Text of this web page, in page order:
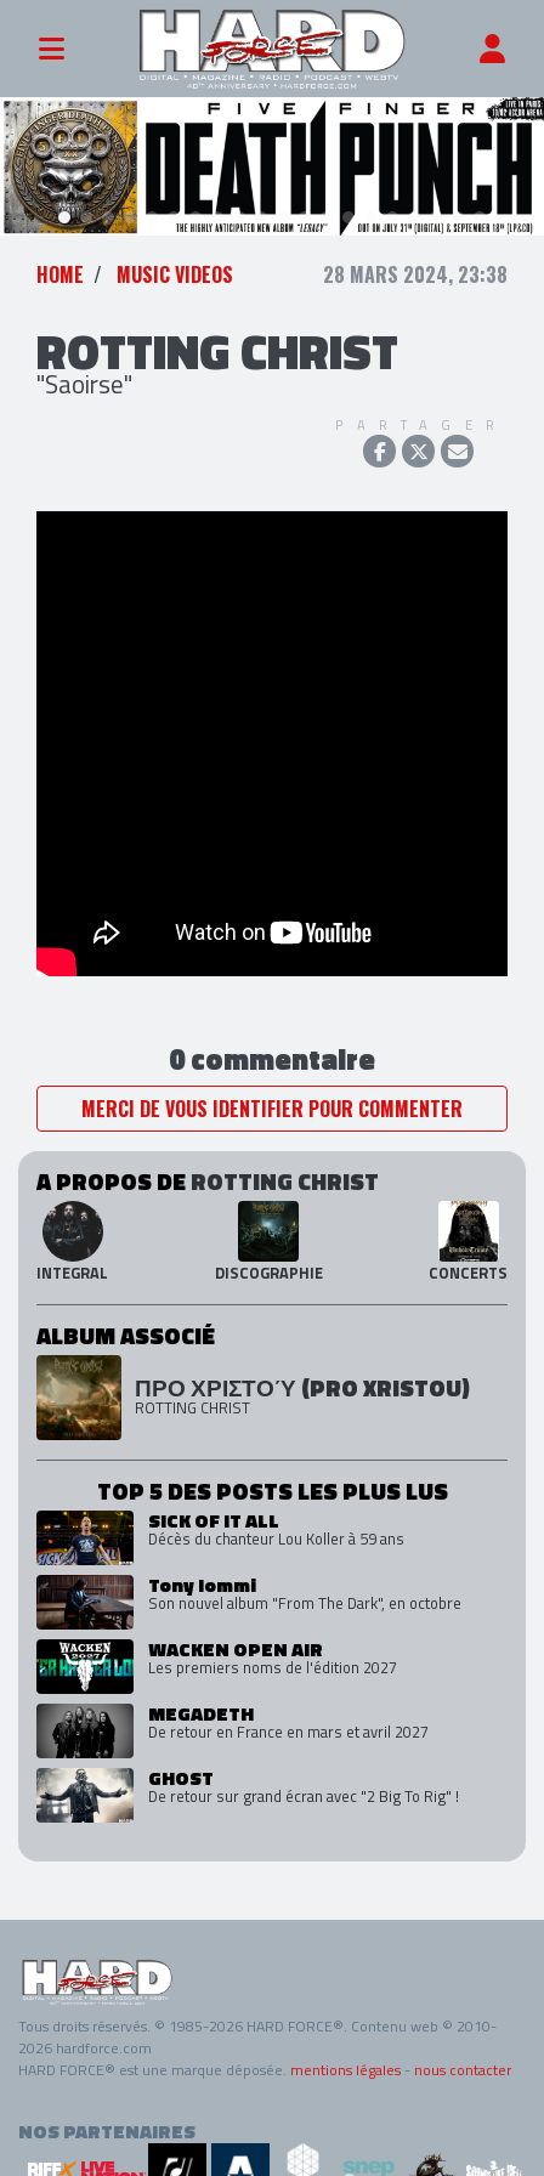
HOME MUSIC VIDEOS 28 MARS 2024, 23:38
ROTTING CHRIST
"Saoirse"
PARTAGER
0 commentaire
MERCI DE VOUS IDENTIFIER POUR COMMENTER
A PROPOS DEROTTING CHRIST
INTEGRAL DISCOGRAPHIE CONCERTS
ALBUM ASSOCIÉ
ΠΡΟ ΧΡΙΣΤΟΎ (PRO XRISTOU)
ROTTING CHRIST
TOP 5 DES POSTS LES PLUS LUS
SICK OF IT ALL
Décès du chanteur Lou Koller à 59 ans
Tony Iommi
Son nouvel album "From The Dark", en octobre
WACKEN OPEN AIR
Les premiers noms de l'édition 2027
MEGADETH
De retour en France en mars et avril 2027
GHOST
De retour sur grand écran avec "2 Big To Rig" !
Tous droits réservés. © 1985-2026 HARD FORCE®. Contenu web © 2010-
2026 hardforce.com
HARD FORCE® est une marque déposée. mentions légales - nous contacter
NOS PARTENAIRES